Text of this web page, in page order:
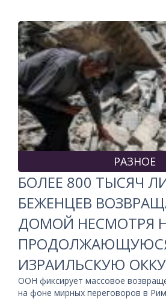
РАЗНОЕ
БОЛЕЕ 800 ТЫСЯЧ
БЕЖЕНЦЕВ
ДОМОЙ НЕСМОТРЯ
ИЗРАИЛЬСКУЮ
ООН фиксирует массовое
на фоне мирных переговоров в